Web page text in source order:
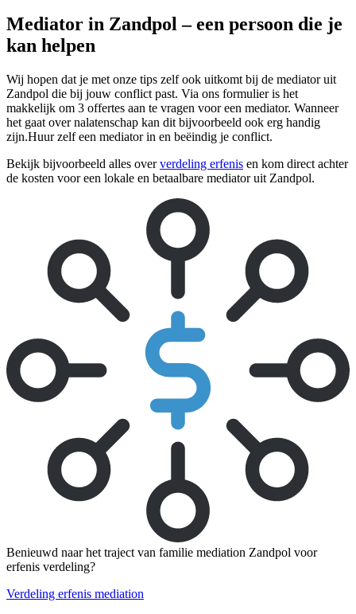
Mediator in Zandpol – een persoon die je
kan helpen
Wij hopen dat je met onze tips zelf ook uitkomt bij de mediator uit
Zandpol die bij jouw conflict past. Via ons formulier is het
makkelijk om 3 offertes aan te vragen voor een mediator. Wanneer
het gaat over nalatenschap kan dit bijvoorbeeld ook erg handig
zijn.Huur zelf een mediator in en beëindig je conflict.
Bekijk bijvoorbeeld alles oververdeling erfenis en kom direct achter
de kosten voor een lokale en betaalbare mediator uit Zandpol.
Benieuwd naar het traject van familie mediation Zandpol voor
erfenis verdeling?
Verdeling erfenis mediation